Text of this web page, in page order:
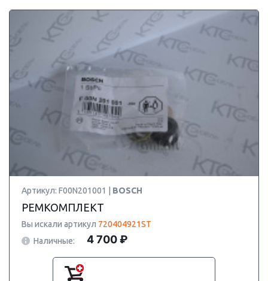
Артикул: F00N201001 | BOSCH
РЕМКОМПЛЕКТ
Вы искали артикул 720404921ST
Наличные:
4 700 ₽